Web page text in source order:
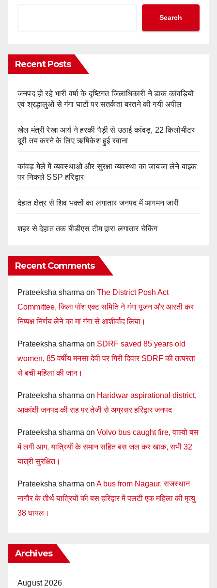
Search
Recent Posts
जनपद हो रहे भारी वर्षा के दृष्टिगत जिलाधिकारी ने डाक कांवड़ियों
एवं श्रद्धालुओं से गंगा घाटों पर सतर्कता बरतने की गयी अपील
खेल मंत्री रेखा आर्य ने हरकी पैड़ी से उठाई कांवड़, 22 किलोमीटर
दूरी तय करने के लिए ऋषिकेश हुई रवाना
कांवड़ मेले में व्यवस्थाओं और सुरक्षा व्यवस्था का जायजा लेने बाइक
पर निकले SSP हरिद्वार
देहात क्षेत्र से शिव भक्तों का लगातार जनपद में आगमन जारी
शहर से देहात तक बीडीएस टीम द्वारा लगातार चेकिंग
Recent Comments
Prateeksha sharma on The District Posh Act
Committee, जिला पॉश एक्ट समिति ने गंगा पूजन और आरती कर
निष्पक्ष निर्णय लेने का मां गंगा से आशीर्वाद लिया।
Prateeksha sharma on SDRF saved 85 years old
women, 85 वर्षीय मनसा देवी पर गिरी दिवार SDRF की तत्परता
से बची महिला की जान।
Prateeksha sharma on Haridwar aspirational district,
आकांक्षी जनपद की राह पर तेजी से अग्रसर हरिद्वार जनपद
Prateeksha sharma on Volvo bus caught fire, वाल्वो बस
में लगी आग, यात्रियों के समान सहित बस जल कर खाक, सभी 32
यात्री सुरक्षित।
Prateeksha sharma on A bus from Nagaur, राजस्थान
नागौर के तीर्थ यात्रियों की बस हरिद्वार में पलटी एक महिला की मृत्यु
38 घायल।
Archives
August 2026